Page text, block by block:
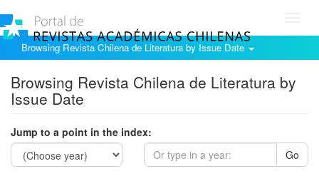
Browsing Revista Chilena de Literatura by Issue Date
Browsing Revista Chilena de Literatura by
Issue Date
Jump to a point in the index:
Go